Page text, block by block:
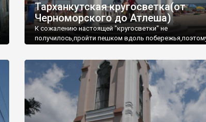
Тарханкутская кругосветка(от
Черноморского до Атлеша)
К сожалению настоящей "кругосветки" не
получилось,пройти пешком вдоль